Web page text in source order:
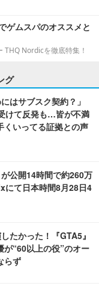
ゲムスパのオススメと
THQ Nordicを徹底特集！
グ
はサブスク契約？」
けて反発も…皆が不満
くいってる証拠との声
が公開14時間で約260万
にて日本時間8月28日4
たかった！『GTA5』
が“60以上の役”のオー
らず